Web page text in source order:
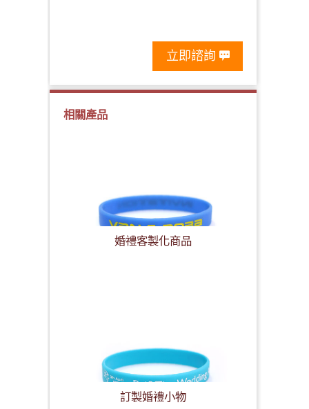
立即諮詢
相關產品
婚禮客製化商品
訂製婚禮小物